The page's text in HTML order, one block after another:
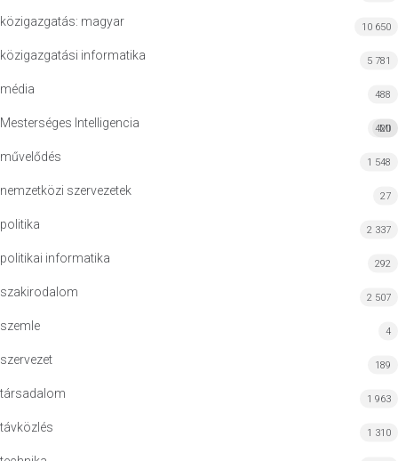
közigazgatás: magyar 10 650
közigazgatási informatika 5 781
média 488
Mesterséges Intelligencia MI
420
művelődés 1 548
nemzetközi szervezetek 27
politika 2 337
politikai informatika 292
szakirodalom 2 507
szemle 4
szervezet 189
társadalom 1 963
távközlés 1 310